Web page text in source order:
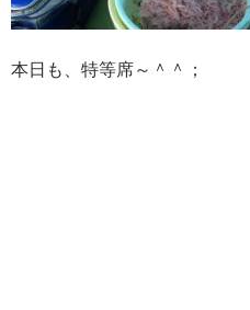
本日も、特等席～＾＾；